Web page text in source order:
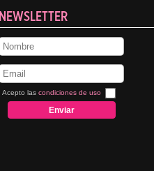
NEWSLETTER
Acepto las condiciones de uso